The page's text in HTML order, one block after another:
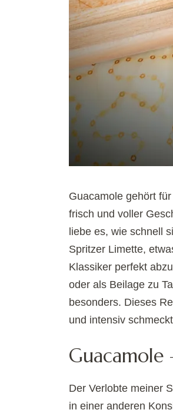
Guacamole gehört
frisch und voller
liebe es, wie schnell
Spritzer Limette,
Klassiker perfekt
oder als Beilage zu
besonders. Dieses
und intensiv
Guacamole
Der Verlobte meiner
in einer anderen